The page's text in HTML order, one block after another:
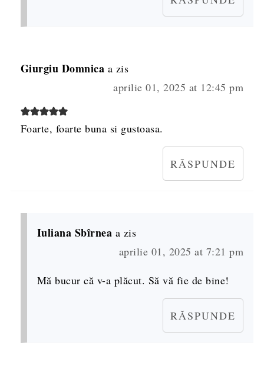
Giurgiu Domnica a zis
aprilie 01, 2025 at 12:45 pm
Foarte, foarte buna si gustoasa.
RĂSPUNDE
Iuliana Sbîrnea a zis
aprilie 01, 2025 at 7:21 pm
Mă bucur că v-a plăcut. Să vă fie de bine!
RĂSPUNDE